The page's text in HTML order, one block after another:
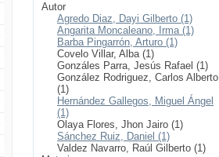
Autor
Agredo Diaz, Dayi Gilberto (1)
Angarita Moncaleano, Irma (1)
Barba Pingarrón, Arturo (1)
Covelo Villar, Alba (1)
Gonzáles Parra, Jesús Rafael (1)
González Rodriguez, Carlos Alberto
(1)
Hernández Gallegos, Miguel Ángel
(1)
Olaya Flores, Jhon Jairo (1)
Sánchez Ruiz, Daniel (1)
Valdez Navarro, Raúl Gilberto (1)